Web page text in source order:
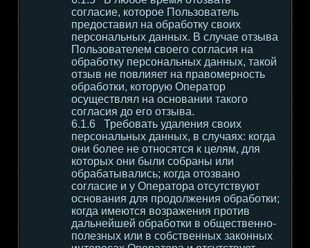
согласие, которое Пользователь
предоставил на обработку своих
персональных данных. В случае отзыва
Пользователем своего согласия на
обработку персональных данных, такой
отзыв не повлияет на правомерность
обработки, которую Оператор
осуществлял на основании такого
согласия до его отзыва.
Требовать удаления своих
персональных данных, в случаях: когда
они более не относятся к целям, для
которых они были собраны или
обрабатывались; когда отозвано
согласие и у Оператора отсутствуют
основания для продолжения обработки;
когда имеются возражения против
дальнейшей обработки в общественно-
полезных или в собственных законных